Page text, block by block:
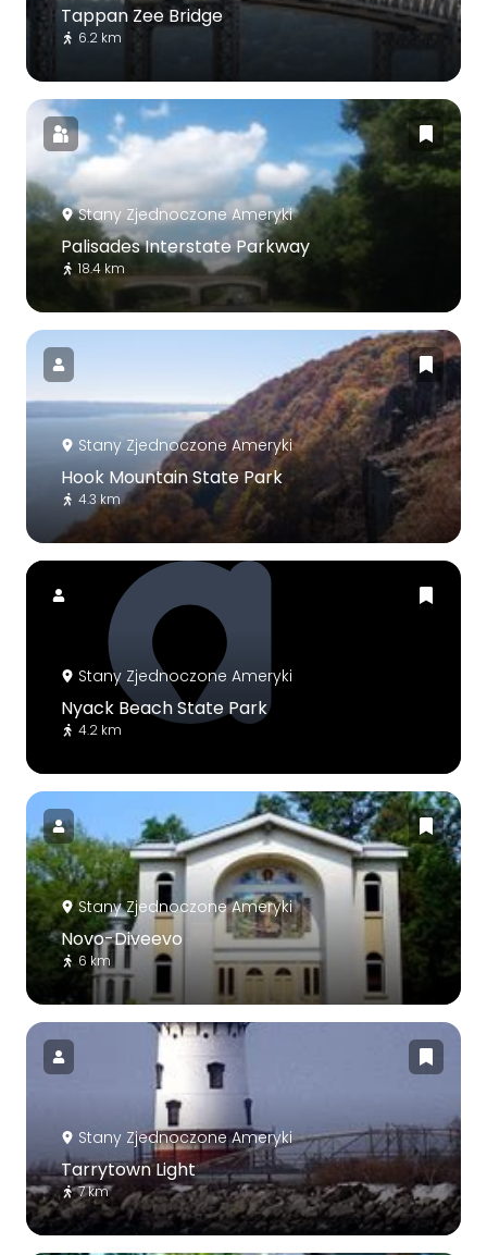
Tappan Zee Bridge
6.2 km
Stany Zjednoczone Ameryki
Palisades Interstate Parkway
18.4 km
Stany Zjednoczone Ameryki
Hook Mountain State Park
4.3 km
Stany Zjednoczone Ameryki
Nyack Beach State Park
4.2 km
Stany Zjednoczone Ameryki
Novo-Diveevo
6 km
Stany Zjednoczone Ameryki
Tarrytown Light
7 km